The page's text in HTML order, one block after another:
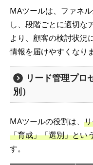
MAツールは、ファネ
し、段階ごとに適切な
より、顧客の検討状況
情報を届けやすくなりま
リード管理プロ
別）
MAツールの役割は、
「育成」「選別」とい
す。